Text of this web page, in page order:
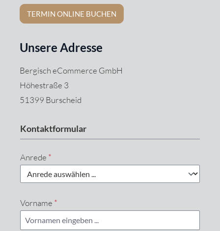
TERMIN ONLINE BUCHEN
Unsere Adresse
Bergisch eCommerce GmbH
Höhestraße 3
51399 Burscheid
Kontaktformular
Anrede *
Vorname *